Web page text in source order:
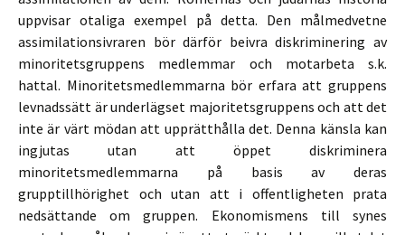
uppvisar otaliga exempel på detta. Den målmedvetne
assimilationsivraren bör därför beivra diskriminering av
minoritetsgruppens medlemmar och motarbeta s.k.
hattal. Minoritetsmedlemmarna bör erfara att gruppens
levnadssätt är underlägset majoritetsgruppens och att det
inte är värt mödan att upprätthålla det. Denna känsla kan
ingjutas utan att öppet diskriminera
minoritetsmedlemmarna på basis av deras
grupptillhörighet och utan att i offentligheten prata
nedsättande om gruppen. Ekonomismens till synes